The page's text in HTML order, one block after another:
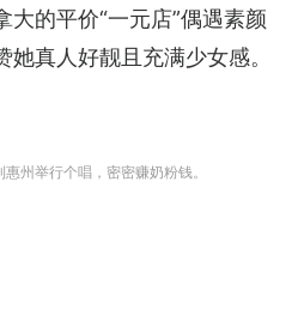
大的平价“一元店”偶遇素颜
真人好靓且充满少女感。
州举行个唱，密密赚奶粉钱。